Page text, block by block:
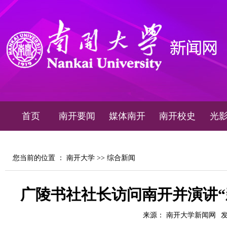
首页 南开要闻 媒体南开 南开校史 光
您当前的位置 ： 南开大学 >> 综合新闻
广陵书社社长访问南开并演讲
来源： 南开大学新闻网